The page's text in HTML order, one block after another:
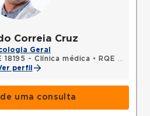
Correia Cruz
Geral
18195 - Clínica médica •
RQE 20554 - Oncologia clínica
perfil
uma consulta